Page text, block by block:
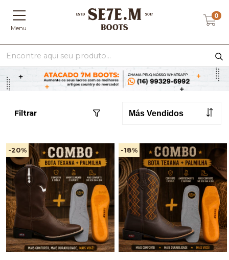
Menu
0
Filtrar
-20% -18%